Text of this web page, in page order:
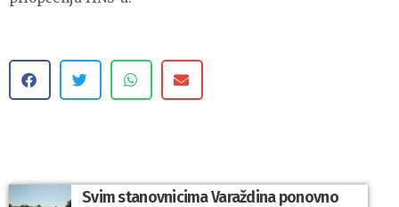
Svim stanovnicima Varaždina ponovno